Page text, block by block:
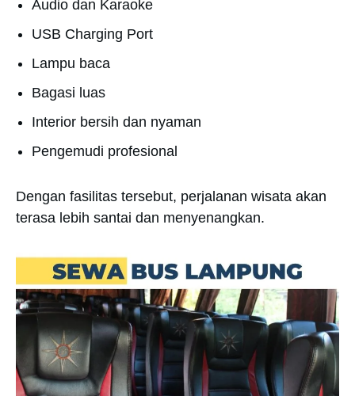
Audio dan Karaoke
USB Charging Port
Lampu baca
Bagasi luas
Interior bersih dan nyaman
Pengemudi profesional
Dengan fasilitas tersebut, perjalanan wisata akan
terasa lebih santai dan menyenangkan.